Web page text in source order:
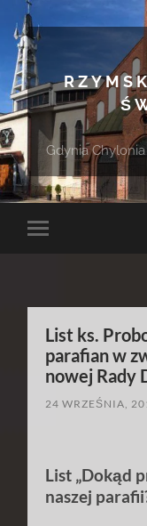
Gdynia Chylonia
Toggle
List ks.
parafian w
nowej Rady
24 WRZEŚNIA,
List „Dokąd
naszej